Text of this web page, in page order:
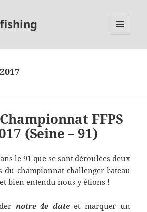
Championnat FFPS
(Seine – 91)
le 91 que se sont déroulées deux
du championnat challenger bateau
bien entendu nous y étions !
notre 4e date et marquer un